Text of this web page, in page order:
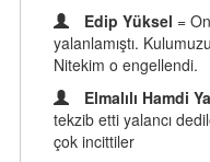
Edip Yüksel =
yalanlamıştı.
Nitekim o engellendi.
Elmalılı Hamdi
tekzib etti yalancı
çok incittiler